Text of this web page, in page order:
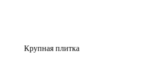
Крупная плитка